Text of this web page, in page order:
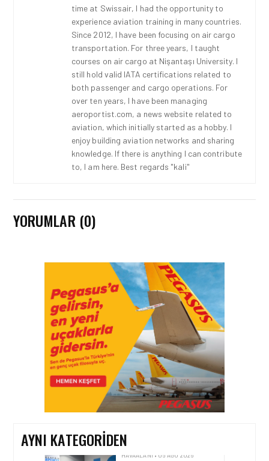
time at Swissair, I had the opportunity to
experience aviation training in many countries.
Since 2012, I have been focusing on air cargo
transportation. For three years, I taught
courses on air cargo at Nişantaşı University. I
still hold valid IATA certifications related to
both passenger and cargo operations. For
over ten years, I have been managing
aeroportist.com, a news website related to
aviation, which initially started as a hobby. I
enjoy building aviation networks and sharing
knowledge. If there is anything I can contribute
to, I am here. Best regards "kali"
YORUMLAR (0)
AYNI KATEGORIDEN
HAVAALANI • 05 AĞU 2026
İSTANBUL VALI
YARDIMCISI BEKIR
DINKIRCI’DEN KONTROL
KULESI’NE ZIYARET
HAVAALANI • 05 AĞU 2026
TASARIMDAN GERÇEĞE:
ANKARA HAVALIMANI
DEVLET KONUKEVI
HAVAALANI • 05 AĞU 2026